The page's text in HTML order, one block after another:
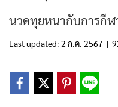
นวดทุยหนากับการกีฬ
Last updated: 2 ก.ค. 2567 |